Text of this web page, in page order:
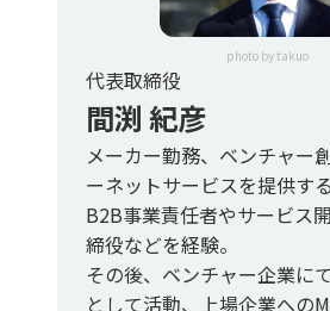
代表取締役
間渕 紀彦
メーカー勤務、ベンチャー
ーネットサービスを提供す
B2B事業責任者やサービス
締役などを経験。
その後、ベンチャー企業に
として活動、上場企業への
photo by takuo